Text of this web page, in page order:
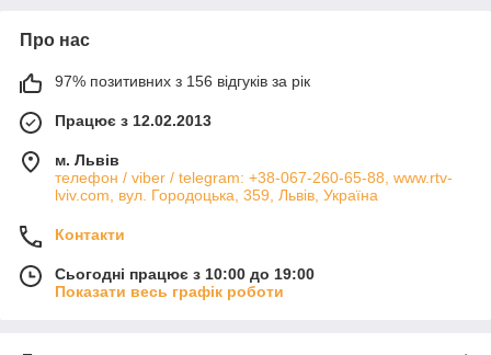
Про нас
97% позитивних з 156 відгуків за рік
Працює з 12.02.2013
м. Львів
телефон / viber / telegram: +38-067-260-65-88, www.rtv-
lviv.com, вул. Городоцька, 359, Львів, Україна
Контакти
Сьогодні працює з 10:00 до 19:00
Показати весь графік роботи